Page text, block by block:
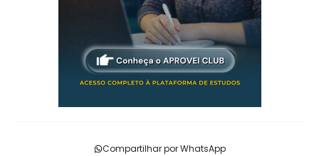
Compartilhar por WhatsApp